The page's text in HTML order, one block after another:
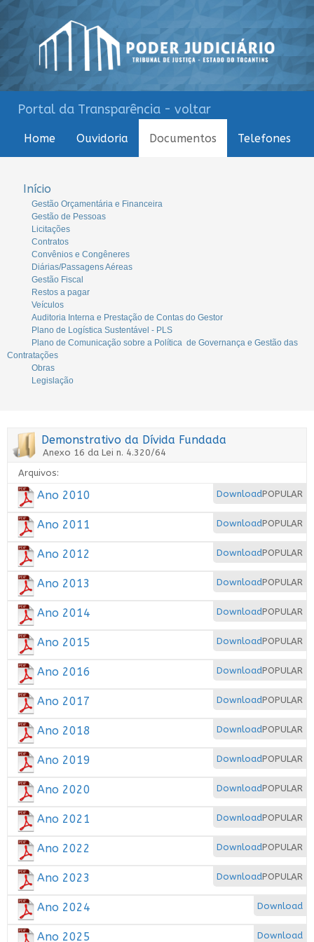
Portal da Transparência - voltar
Home Ouvidoria Documentos Telefones
Início
Gestão Orçamentária e Financeira
Gestão de Pessoas
Licitações
Contratos
Convênios e Congêneres
Diárias/Passagens Aéreas
Gestão Fiscal
Restos a pagar
Veículos
Auditoria Interna e Prestação de Contas do Gestor
Plano de Logística Sustentável - PLS
Plano de Comunicação sobre a Política de Governança e Gestão das
Contratações
Obras
Legislação
Demonstrativo da Dívida Fundada
Anexo 16 da Lei n. 4.320/64
Arquivos:
POPULAR
Download
Ano 2010
POPULAR
Download
Ano 2011
POPULAR
Download
Ano 2012
POPULAR
Download
Ano 2013
POPULAR
Download
Ano 2014
POPULAR
Download
Ano 2015
POPULAR
Download
Ano 2016
POPULAR
Download
Ano 2017
POPULAR
Download
Ano 2018
POPULAR
Download
Ano 2019
POPULAR
Download
Ano 2020
POPULAR
Download
Ano 2021
POPULAR
Download
Ano 2022
POPULAR
Download
Ano 2023
Download
Ano 2024
Download
Ano 2025